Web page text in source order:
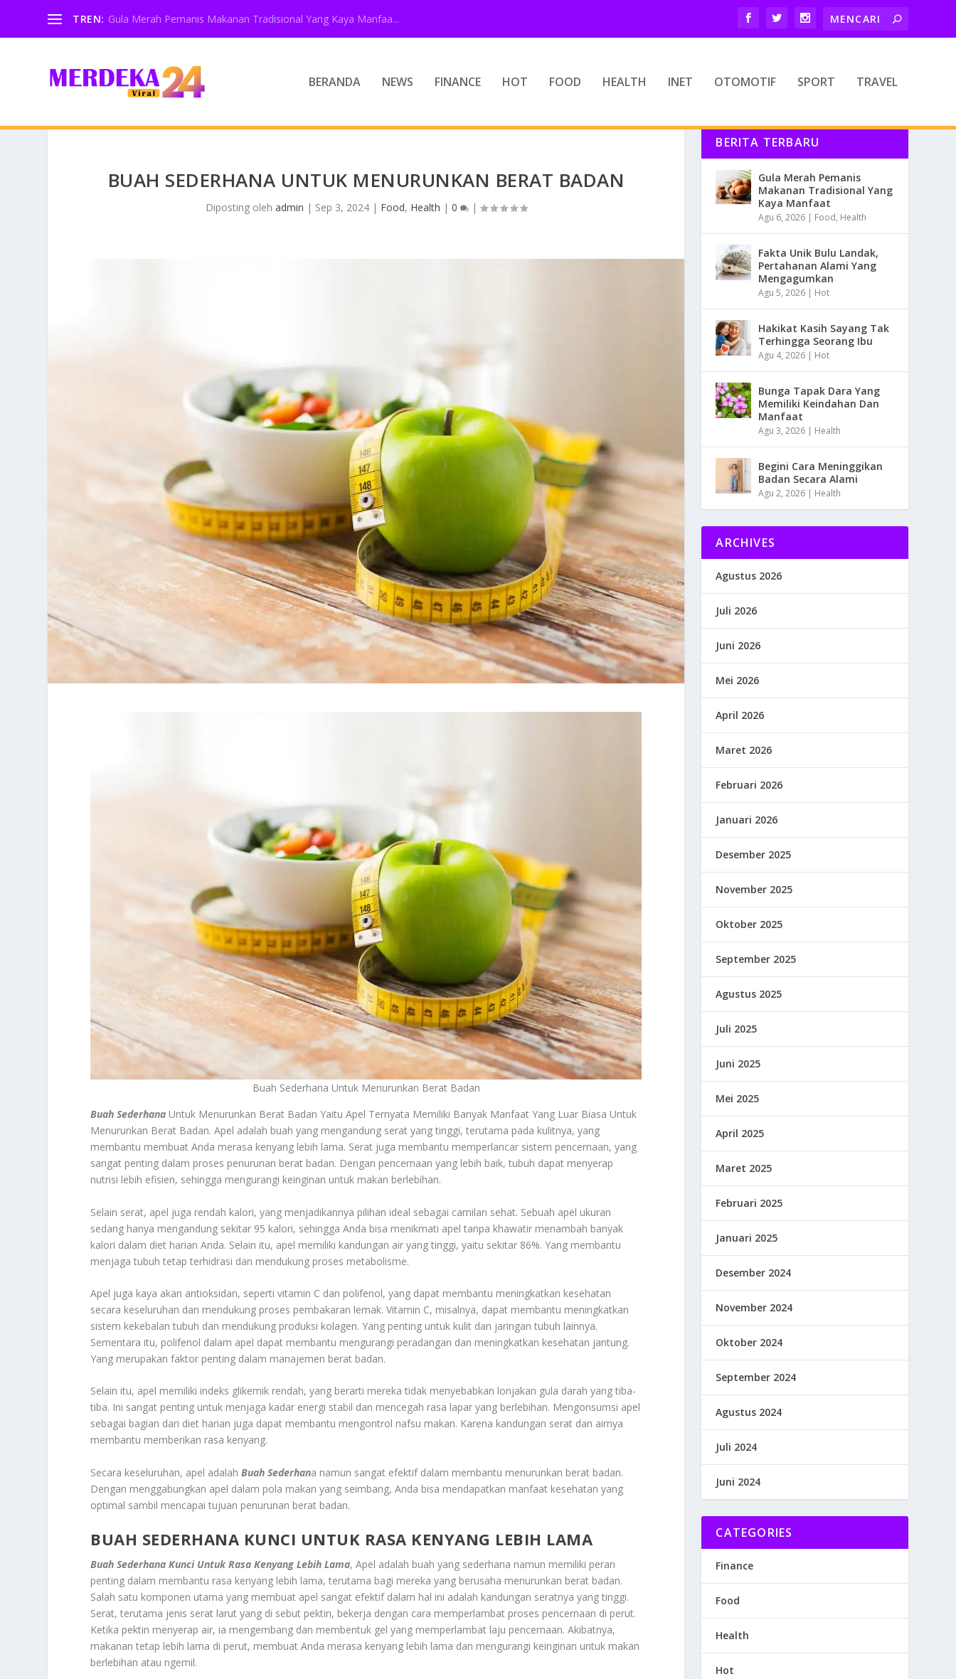
TREN: Gula Merah Pemanis Makanan Tradisional Yang Kaya Manfaa...
BERANDA NEWS FINANCE HOT FOOD HEALTH INET OTOMOTIF SPORT TRAVEL
BUAH SEDERHANA UNTUK MENURUNKAN BERAT BADAN
Diposting oleh admin | Sep 3, 2024| Food, Health | 0 |
Buah Sederhana Untuk Menurunkan Berat Badan
Buah Sederhana Untuk Menurunkan Berat Badan Yaitu Apel Ternyata Memiliki Banyak Manfaat Yang Luar Biasa Untuk
Menurunkan Berat Badan. Apel adalah buah yang mengandung serat yang tinggi, terutama pada kulitnya, yang
membantu membuat Anda merasa kenyang lebih lama. Serat juga membantu memperlancar sistem pencernaan, yang
sangat penting dalam proses penurunan berat badan. Dengan pencernaan yang lebih baik, tubuh dapat menyerap
nutrisi lebih efisien, sehingga mengurangi keinginan untuk makan berlebihan.
Selain serat, apel juga rendah kalori, yang menjadikannya pilihan ideal sebagai camilan sehat. Sebuah apel ukuran
sedang hanya mengandung sekitar 95 kalori, sehingga Anda bisa menikmati apel tanpa khawatir menambah banyak
kalori dalam diet harian Anda. Selain itu, apel memiliki kandungan air yang tinggi, yaitu sekitar 86%. Yang membantu
menjaga tubuh tetap terhidrasi dan mendukung proses metabolisme.
Apel juga kaya akan antioksidan, seperti vitamin C dan polifenol, yang dapat membantu meningkatkan kesehatan
secara keseluruhan dan mendukung proses pembakaran lemak. Vitamin C, misalnya, dapat membantu meningkatkan
sistem kekebalan tubuh dan mendukung produksi kolagen. Yang penting untuk kulit dan jaringan tubuh lainnya.
Sementara itu, polifenol dalam apel dapat membantu mengurangi peradangan dan meningkatkan kesehatan jantung.
Yang merupakan faktor penting dalam manajemen berat badan.
Selain itu, apel memiliki indeks glikemik rendah, yang berarti mereka tidak menyebabkan lonjakan gula darah yang tiba-
tiba. Ini sangat penting untuk menjaga kadar energi stabil dan mencegah rasa lapar yang berlebihan. Mengonsumsi apel
sebagai bagian dari diet harian juga dapat membantu mengontrol nafsu makan. Karena kandungan serat dan airnya
membantu memberikan rasa kenyang.
Secara keseluruhan, apel adalahBuah Sederhana namun sangat efektif dalam membantu menurunkan berat badan.
Dengan menggabungkan apel dalam pola makan yang seimbang, Anda bisa mendapatkan manfaat kesehatan yang
optimal sambil mencapai tujuan penurunan berat badan.
BUAH SEDERHANA KUNCI UNTUK RASA KENYANG LEBIH LAMA
Buah Sederhana Kunci Untuk Rasa Kenyang Lebih Lama, Apel adalah buah yang sederhana namun memiliki peran
penting dalam membantu rasa kenyang lebih lama, terutama bagi mereka yang berusaha menurunkan berat badan.
Salah satu komponen utama yang membuat apel sangat efektif dalam hal ini adalah kandungan seratnya yang tinggi.
Serat, terutama jenis serat larut yang di sebut pektin, bekerja dengan cara memperlambat proses pencernaan di perut.
Ketika pektin menyerap air, ia mengembang dan membentuk gel yang memperlambat laju pencernaan. Akibatnya,
makanan tetap lebih lama di perut, membuat Anda merasa kenyang lebih lama dan mengurangi keinginan untuk makan
berlebihan atau ngemil.
BERITA TERBARU
Gula Merah Pemanis
Makanan Tradisional Yang
Kaya Manfaat
Agu 6, 2026 | Food, Health
Fakta Unik Bulu Landak,
Pertahanan Alami Yang
Mengagumkan
Agu 5, 2026 | Hot
Hakikat Kasih Sayang Tak
Terhingga Seorang Ibu
Agu 4, 2026 | Hot
Bunga Tapak Dara Yang
Memiliki Keindahan Dan
Manfaat
Agu 3, 2026 | Health
Begini Cara Meninggikan
Badan Secara Alami
Agu 2, 2026 | Health
ARCHIVES
Agustus 2026
Juli 2026
Juni 2026
Mei 2026
April 2026
Maret 2026
Februari 2026
Januari 2026
Desember 2025
November 2025
Oktober 2025
September 2025
Agustus 2025
Juli 2025
Juni 2025
Mei 2025
April 2025
Maret 2025
Februari 2025
Januari 2025
Desember 2024
November 2024
Oktober 2024
September 2024
Agustus 2024
Juli 2024
Juni 2024
CATEGORIES
Finance
Food
Health
Hot